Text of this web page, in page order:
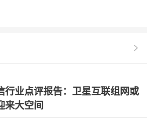
自组网设备
行业点评报告：卫星互联组网或
来大空间